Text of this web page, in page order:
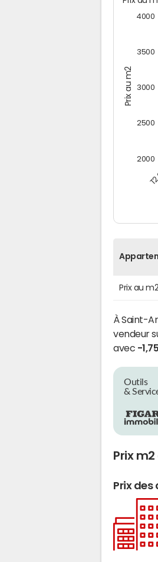
Prix au m2
2000
2500
3000
3500
4000
Prix au m2
À Saint-
vendeur
avec -
Outils
&
Prix
Prix